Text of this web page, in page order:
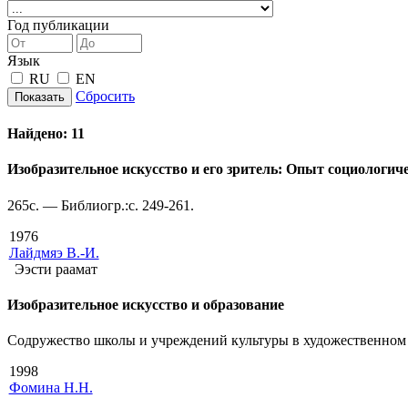
Год публикации
Язык
RU
EN
Показать Сбросить
Найдено: 11
Изобразительное искусство и его зритель: Опыт
265с. — Библиогр.:с. 249-261.
1976
Лайдмяэ В.-И.
Ээсти раамат
Изобразительное искусство и образование
Содружество школы и учреждений культуры в
1998
Фомина Н.Н.